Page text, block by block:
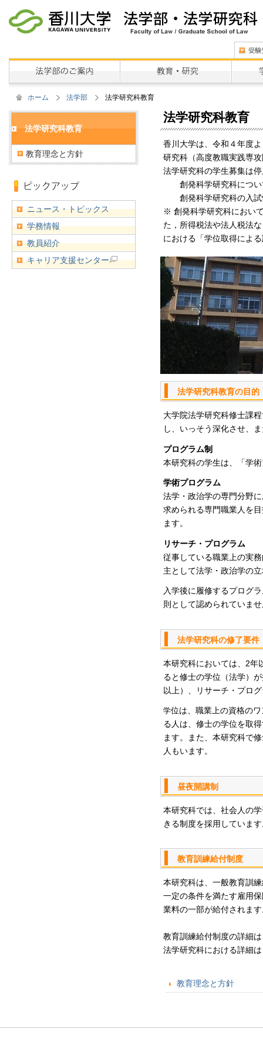
ホーム 法学部 法学研究科教育
法学研究科教育
香川大学は、令和４年度
研究科（高度教職実践専
法学研究科の学生募集は
創発科学研究科につい
創発科学研究科の入試
※ 創発科学研究科におい
た，所得税法や法人税法
における「学位取得によ
法学研究科教育の目的
大学院法学研究科修士課
し、いっそう深化させ、
プログラム制
本研究科の学生は、「学
学術プログラム
法学・政治学の専門分野
求められる専門職業人を
ます。
リサーチ・プログラム
従事している職業上の実
主として法学・政治学の
入学後に履修するプログ
則として認められていま
法学研究科の修了要件
本研究科においては、2年
ると修士の学位（法学）
以上）、リサーチ・プロ
学位は、職業上の資格の
る人は、修士の学位を取
ます。また、本研究科で
人もいます。
昼夜開講制
本研究科では、社会人の
きる制度を採用していま
教育訓練給付制度
本研究科は、一般教育訓
一定の条件を満たす雇用
業料の一部が給付されま
教育訓練給付制度の詳細は
法学研究科における詳細は
教育理念と方針
法学研究科教育
教育理念と方針
ニュース・トピックス
学務情報
教員紹介
キャリア支援センター